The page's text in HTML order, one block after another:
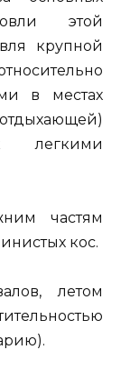
этой
крупной
в местах
легкими
частям
кос.
летом